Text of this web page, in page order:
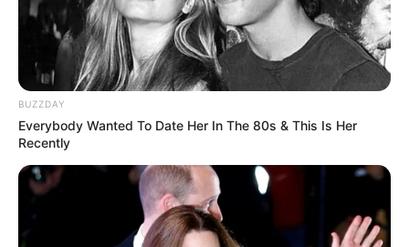
10 Desain Kanopi Tempat
Tidur, Serasa Beristirahat di
Kamar Raja
BUZZDAY
Everybody Wanted To Date Her In The 80s & This Is Her
Recently